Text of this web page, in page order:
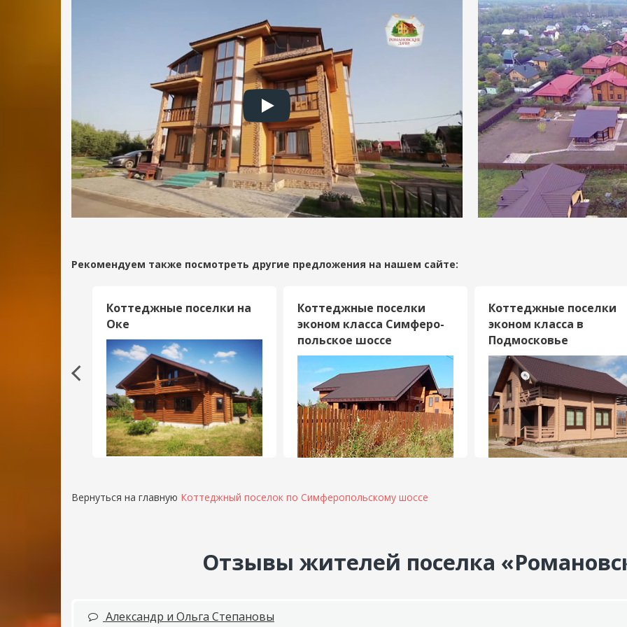
Рекомендуем также посмотреть другие предложения на нашем сайте:
Коттеджные поселки на
Оке
Коттеджные поселки
эконом класса Симферо­
польское шоссе
Коттеджные поселки
эконом класса в
Подмосковье
Вернуться на главную Коттеджный поселок по Симферопольскому шоссе
Отзывы жителей поселка
Александр и Ольга Степановы